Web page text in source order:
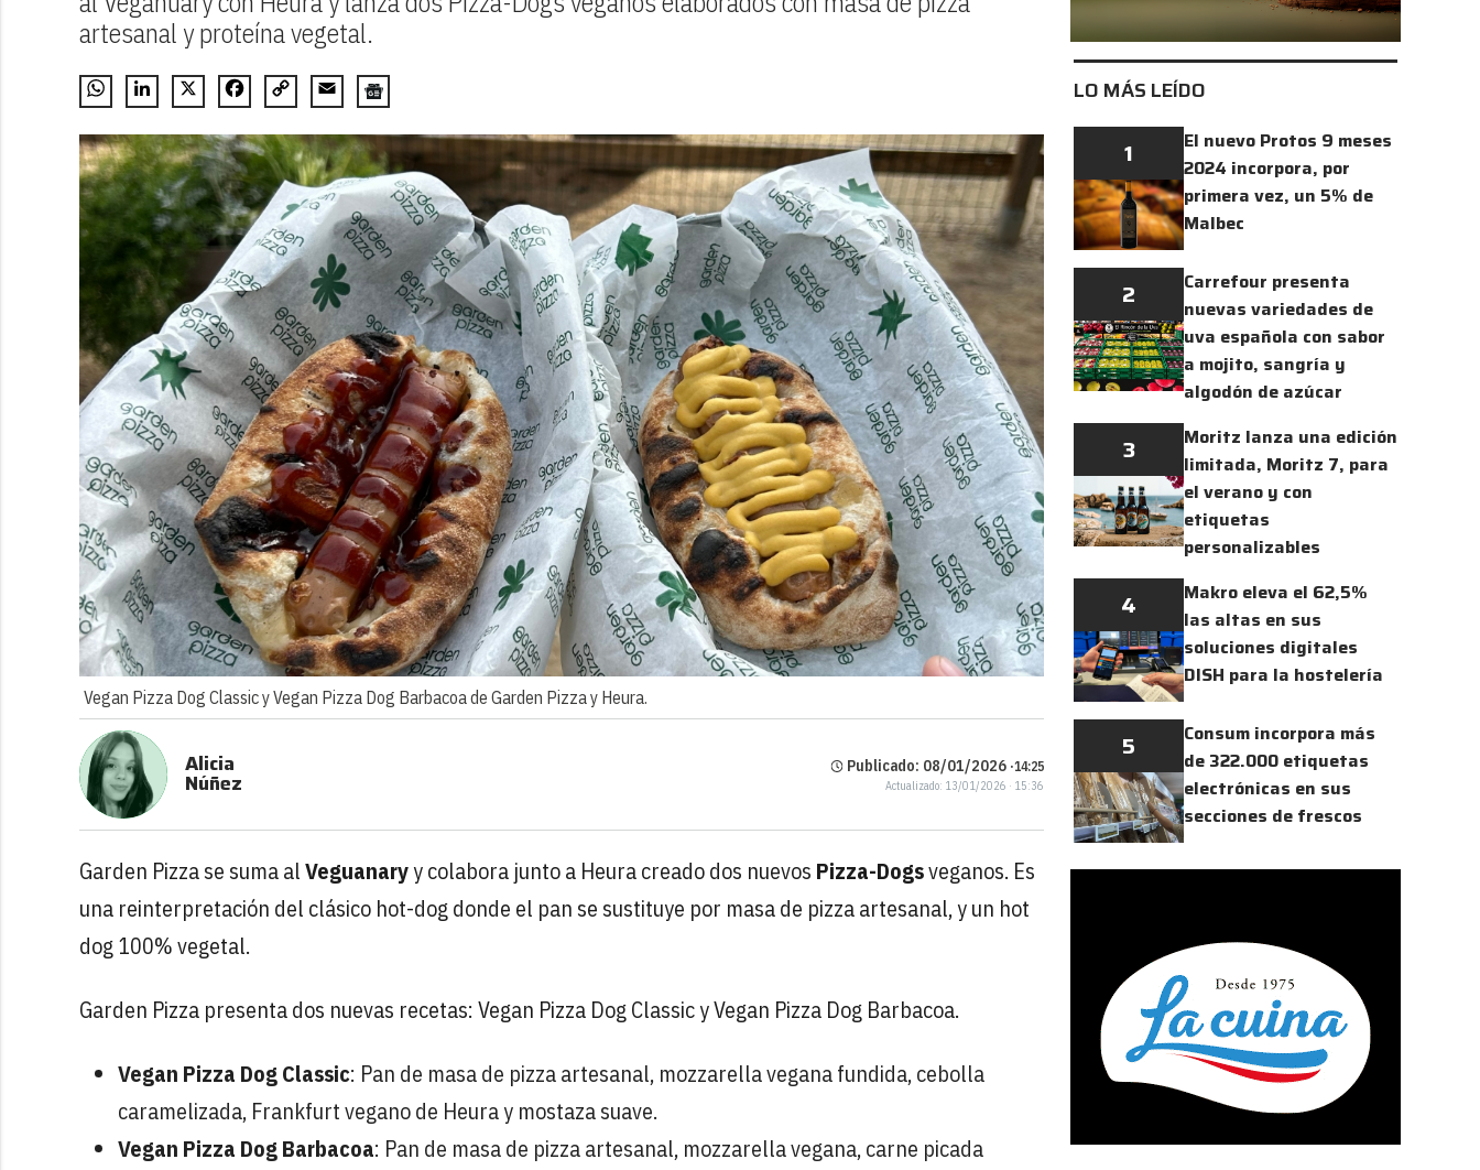
artesanal y proteína vegetal.
WhatsAppLinkedIn
X FacebookCopy
Email
Vegan Pizza Dog Classic y Vegan Pizza Dog Barbacoa de Garden Pizza y Heura.
LO MÁS LEÍDO
1
El nuevo Protos 9 meses
2024 incorpora, por
primera vez, un 5% de
Malbec
2
Carrefour presenta
nuevas variedades de
uva española con sabor
a mojito, sangría y
algodón de azúcar
3
Moritz lanza una edición
limitada, Moritz 7, para
el verano y con
etiquetas
personalizables
4
Makro eleva el 62,5%
las altas en sus
soluciones digitales
DISH para la hostelería
5
Consum incorpora más
de 322.000 etiquetas
electrónicas en sus
secciones de frescos
Alicia
Núñez
Publicado: 08/01/2026 ·14:25
Actualizado: 13/01/2026 · 15:36
Garden Pizza se suma alVeguanaryy colabora junto a Heura creado dos nuevos Pizza-Dogsveganos. Es
una reinterpretación del clásico hot-dog donde el pan se sustituye por masa de pizza artesanal, y un hot
dog 100% vegetal.
Garden Pizza presenta dos nuevas recetas: Vegan Pizza Dog Classic y Vegan Pizza Dog Barbacoa.
Vegan Pizza Dog Classic: Pan de masa de pizza artesanal, mozzarella vegana fundida, cebolla
caramelizada, Frankfurt vegano de Heura y mostaza suave.
Vegan Pizza Dog Barbacoa: Pan de masa de pizza artesanal, mozzarella vegana, carne picada